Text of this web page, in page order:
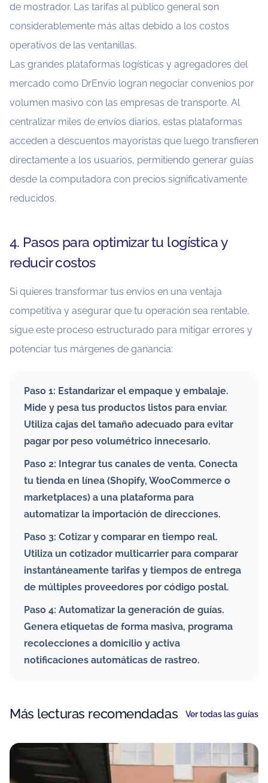
de mostrador. Las tarifas al público general son
considerablemente más altas debido a los costos
operativos de las ventanillas.
Las grandes plataformas logísticas y agregadores del
mercado como DrEnvio logran negociar convenios por
volumen masivo con las empresas de transporte. Al
centralizar miles de envíos diarios, estas plataformas
acceden a descuentos mayoristas que luego transfieren
directamente a los usuarios, permitiendo generar guías
desde la computadora con precios significativamente
reducidos.
4. Pasos para optimizar tu logística y
reducir costos
Si quieres transformar tus envíos en una ventaja
competitiva y asegurar que tu operación sea rentable,
sigue este proceso estructurado para mitigar errores y
potenciar tus márgenes de ganancia:
Paso 1: Estandarizar el empaque y embalaje.
Mide y pesa tus productos listos para enviar.
Utiliza cajas del tamaño adecuado para evitar
pagar por peso volumétrico innecesario.
Paso 2: Integrar tus canales de venta. Conecta
tu tienda en línea (Shopify, WooCommerce o
marketplaces) a una plataforma para
automatizar la importación de direcciones.
Paso 3: Cotizar y comparar en tiempo real.
Utiliza un cotizador multicarrier para comparar
instantáneamente tarifas y tiempos de entrega
de múltiples proveedores por código postal.
Paso 4: Automatizar la generación de guías.
Genera etiquetas de forma masiva, programa
recolecciones a domicilio y activa
notificaciones automáticas de rastreo.
Más lecturas recomendadas Ver todas las guías